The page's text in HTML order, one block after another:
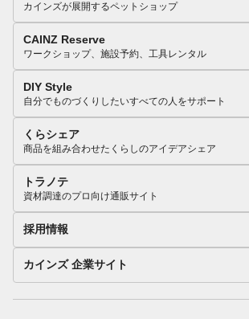
カインズが展開するペットショップ
CAINZ Reserve
ワークショップ、施設予約、工具レンタル
DIY Style
自分でものづくりしたいすべての人をサポート
くらシェア
商品を組み合わせたくらしのアイデアシェア
トラノテ
資材調達のプロ向け通販サイト
採用情報
カインズ 企業サイト